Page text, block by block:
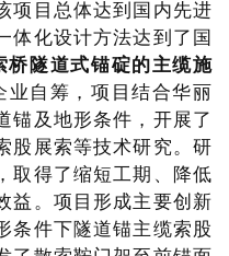
项目总体达到国内先进
体化设计方法达到了国
桥隧道式锚碇的主缆施
业自筹，项目结合华丽
锚及地形条件，开展了
股展索等技术研究。研
取得了缩短工期、降低
益。项目形成主要创新
条件下隧道锚主缆索股